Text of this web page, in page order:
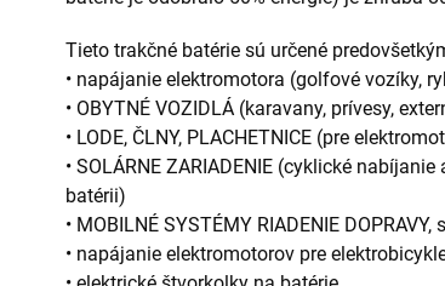
Tieto trakčné batérie sú určené
• napájanie elektromotora (golfové vozíky,
• OBYTNÉ VOZIDLÁ (karavany, prívesy,
• LODE, ČLNY, PLACHETNICE (pre
• SOLÁRNE ZARIADENIE (cyklické
batérii)
• MOBILNÉ SYSTÉMY RIADENIE
• napájanie elektromotorov pre